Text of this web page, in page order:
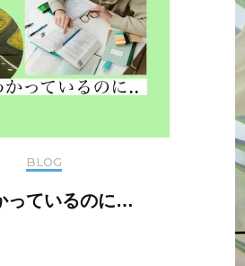
BLOG
っているのに…